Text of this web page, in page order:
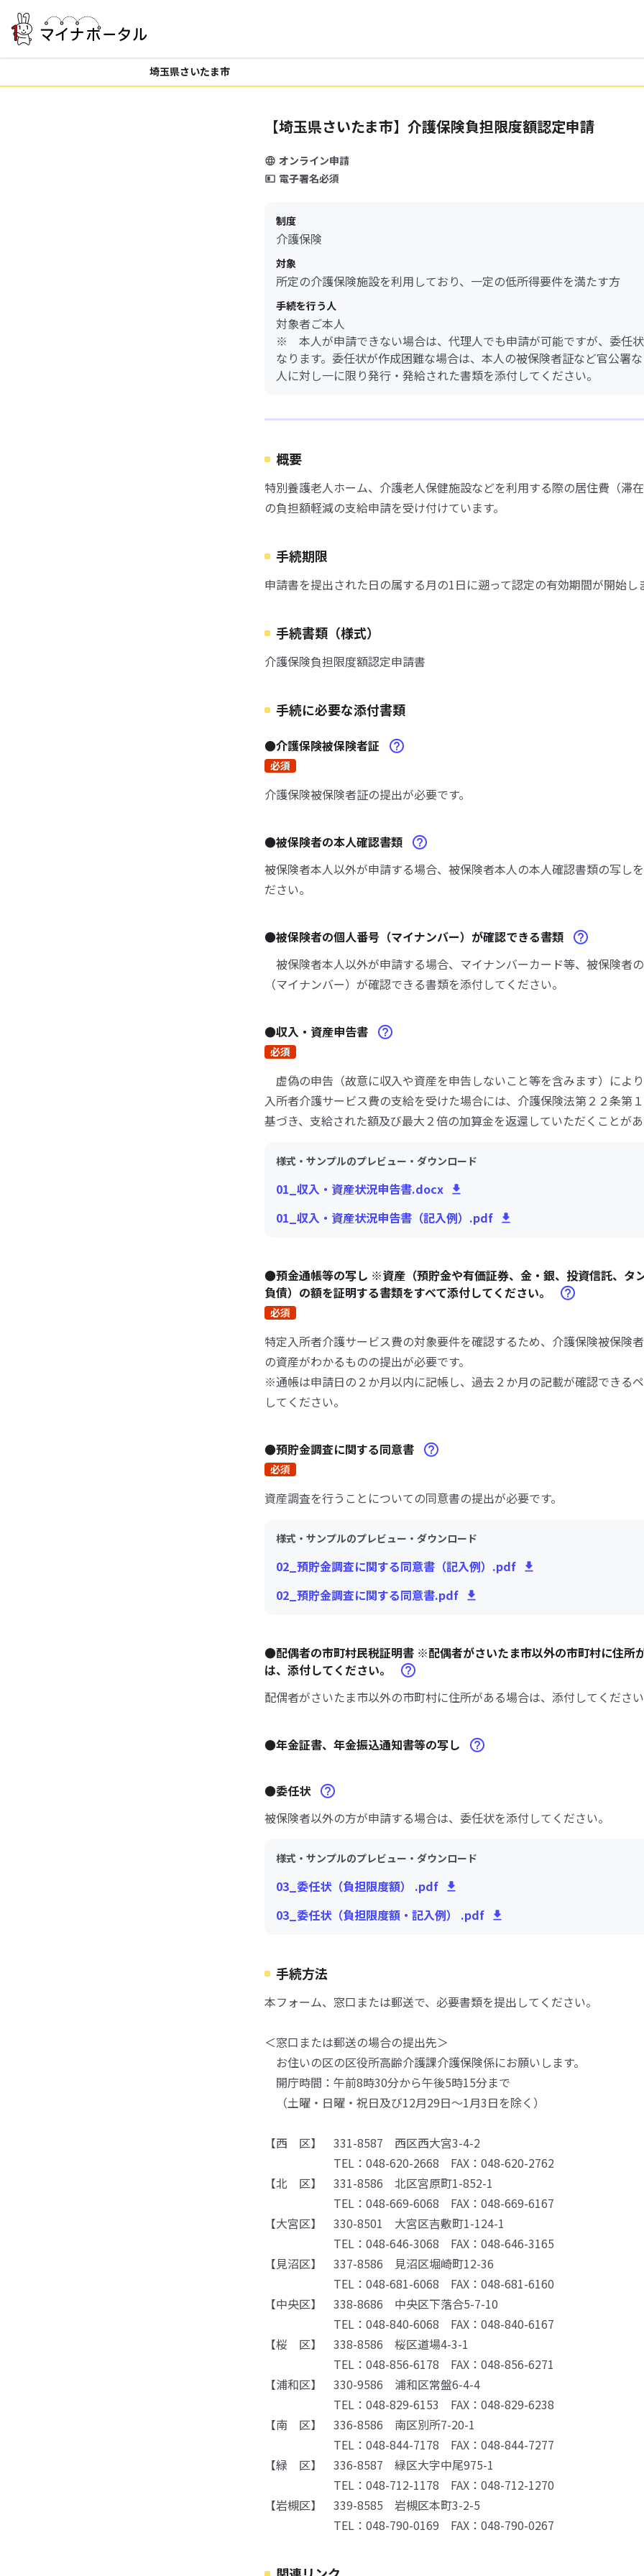
埼玉県さいたま市
【埼玉県さいたま市】介護保険負担限度額認定申請
オンライン申請
電子署名必須
制度
介護保険
対象
所定の介護保険施設を利用しており、一定の低所得要件を満たす方
手続を行う人
対象者ご本人
※ 本人が申請できない場合は、代理人でも申請が可能ですが、委任
なります。委任状が作成困難な場合は、本人の被保険者証など官公署
人に対し一に限り発行・発給された書類を添付してください。
概要
特別養護老人ホーム、介護老人保健施設などを利用する際の居住費（滞
の負担額軽減の支給申請を受け付けています。
手続期限
申請書を提出された日の属する月の1日に遡って認定の有効期間が開始し
手続書類（様式）
介護保険負担限度額認定申請書
手続に必要な添付書類
●介護保険被保険者証
必須
介護保険被保険者証の提出が必要です。
●被保険者の本人確認書類
被保険者本人以外が申請する場合、被保険者本人の本人確認書類の写し
ださい。
●被保険者の個人番号（マイナンバー）が確認できる書類
被保険者本人以外が申請する場合、マイナンバーカード等、被保険者
（マイナンバー）が確認できる書類を添付してください。
●収入・資産申告書
必須
虚偽の申告（故意に収入や資産を申告しないこと等を含みます）によ
入所者介護サービス費の支給を受けた場合には、介護保険法第２２条第
基づき、支給された額及び最大２倍の加算金を返還していただくことがあ
様式・サンプルのプレビュー・ダウンロード
01_収入・資産状況申告書.docx
01_収入・資産状況申告書（記入例）.pdf
●預金通帳等の写し ※資産（預貯金や有価証券、金・銀、投資信託、タン
負債）の額を証明する書類をすべて添付してください。
必須
特定入所者介護サービス費の対象要件を確認するため、介護保険被保険
の資産がわかるものの提出が必要です。
※通帳は申請日の２か月以内に記帳し、過去２か月の記載が確認できる
してください。
●預貯金調査に関する同意書
必須
資産調査を行うことについての同意書の提出が必要です。
様式・サンプルのプレビュー・ダウンロード
02_預貯金調査に関する同意書（記入例）.pdf
02_預貯金調査に関する同意書.pdf
●配偶者の市町村民税証明書 ※配偶者がさいたま市以外の市町村に住所
は、添付してください。
配偶者がさいたま市以外の市町村に住所がある場合は、添付してください
●年金証書、年金振込通知書等の写し
●委任状
被保険者以外の方が申請する場合は、委任状を添付してください。
様式・サンプルのプレビュー・ダウンロード
03_委任状（負担限度額） .pdf
03_委任状（負担限度額・記入例） .pdf
手続方法
本フォーム、窓口または郵送で、必要書類を提出してください。
＜窓口または郵送の場合の提出先＞
お住いの区の区役所高齢介護課介護保険係にお願いします。
開庁時間：午前8時30分から午後5時15分まで
（土曜・日曜・祝日及び12月29日～1月3日を除く）
【西 区】 331-8587 西区西大宮3-4-2
TEL：048-620-2668 FAX：048-620-2762
【北 区】 331-8586 北区宮原町1-852-1
TEL：048-669-6068 FAX：048-669-6167
【大宮区】 330-8501 大宮区吉敷町1-124-1
TEL：048-646-3068 FAX：048-646-3165
【見沼区】 337-8586 見沼区堀崎町12-36
TEL：048-681-6068 FAX：048-681-6160
【中央区】 338-8686 中央区下落合5-7-10
TEL：048-840-6068 FAX：048-840-6167
【桜 区】 338-8586 桜区道場4-3-1
TEL：048-856-6178 FAX：048-856-6271
【浦和区】 330-9586 浦和区常盤6-4-4
TEL：048-829-6153 FAX：048-829-6238
【南 区】 336-8586 南区別所7-20-1
TEL：048-844-7178 FAX：048-844-7277
【緑 区】 336-8587 緑区大字中尾975-1
TEL：048-712-1178 FAX：048-712-1270
【岩槻区】 339-8585 岩槻区本町3-2-5
TEL：048-790-0169 FAX：048-790-0267